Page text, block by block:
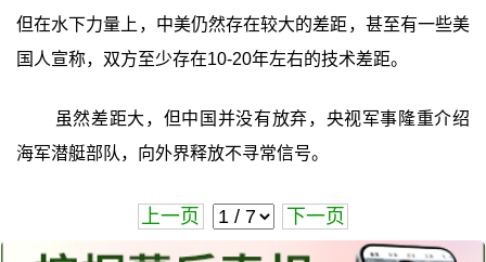
但在水下力量上，中美仍然存在较大的差距，甚至有一些美
国人宣称，双方至少存在10-20年左右的技术差距。
虽然差距大，但中国并没有放弃，央视军事隆重介绍
海军潜艇部队，向外界释放不寻常信号。
上一页 下一页